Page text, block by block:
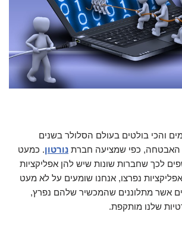
והכי בולטים בעולם הסלולר בשנים
האבטחה, כפי שמציעה חברת נורטון. כמעט
לכך שחברות שונות שיש להן אפליקציות
נפרצו, אנחנו שומעים על לא מעט
אשר מתלוננים שהמכשיר שלהם נפרץ,
שלנו מותקפת.